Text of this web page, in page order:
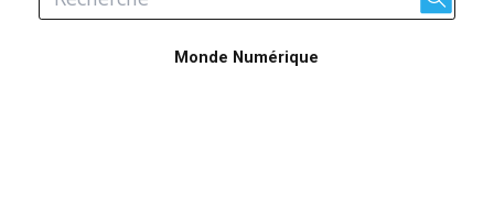
Monde Numérique